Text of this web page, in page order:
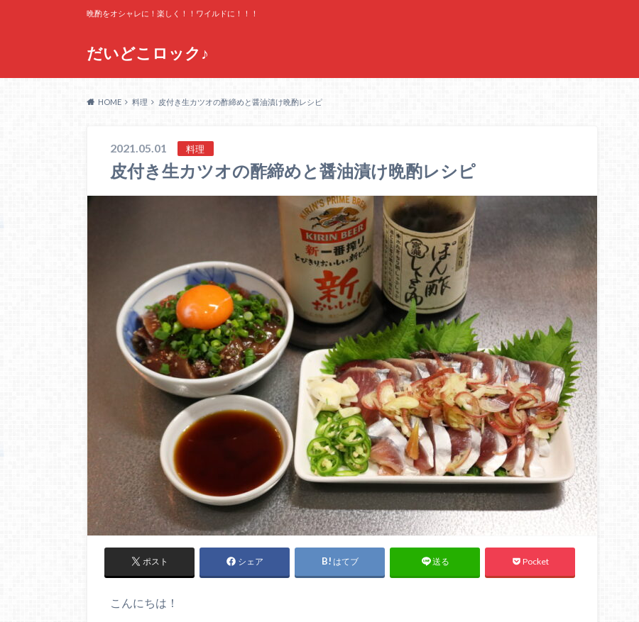
だいどこロック♪
晩酌をオシャレに！楽しく！！ワイルドに！！！
HOME 料理 皮付き生カツオの酢締めと醤油漬け晩酌レシピ
2021.05.01 料理
皮付き生カツオの酢締めと醤油漬け晩酌レシピ
ポスト シェア はてブ 送る Pocket
こんにちは！